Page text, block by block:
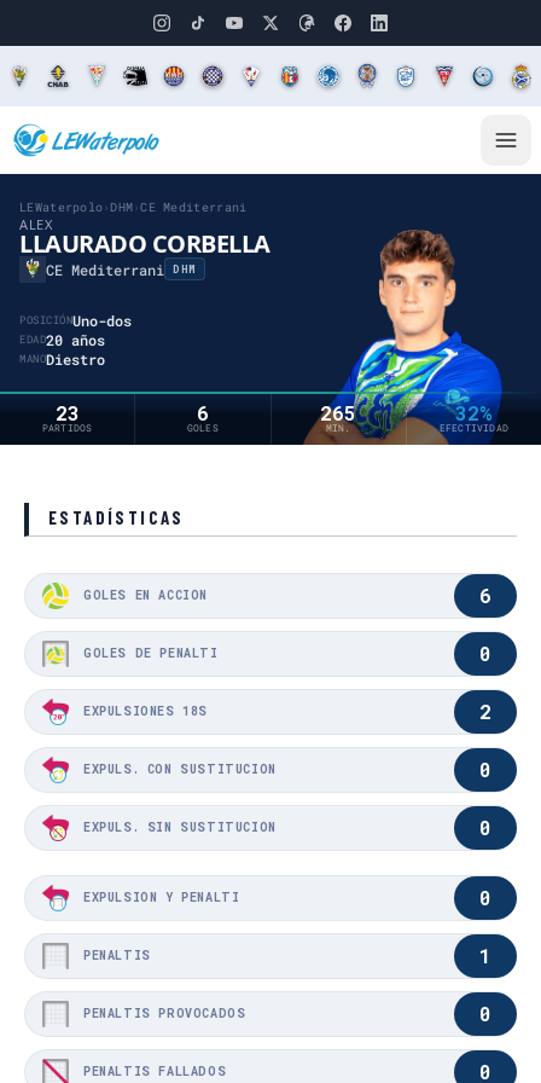
LEWaterpolo› DHM›CE Mediterrani
ALEX
LLAURADO CORBELLA
CE Mediterrani DHM
POSICIÓNUno-dos
EDAD20 años
MANODiestro
23
PARTIDOS
6
GOLES
265
MIN.
32%
EFECTIVIDAD
ESTADÍSTICAS
GOLES EN ACCIÓN 6
GOLES DE PENALTI 0
EXPULSIONES 18S 2
EXPULS. CON SUSTITUCIÓN 0
EXPULS. SIN SUSTITUCIÓN 0
EXPULSIÓN Y PENALTI 0
PENALTIS 1
PENALTIS PROVOCADOS 0
PENALTIS FALLADOS 0